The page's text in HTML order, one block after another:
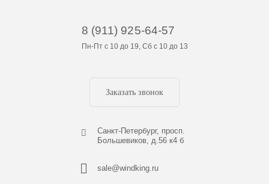
8 (911) 925-64-57
Пн-Пт с 10 до 19, Сб с 10 до 13
Заказать звонок
Cанкт-Петербург, просп.
Большевиков, д.56 к4 б
sale@windking.ru